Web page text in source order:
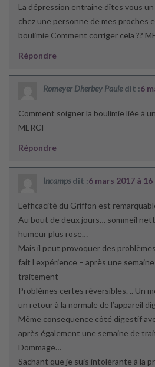
La dépression entraine dîtes vous un
chez une personne de mes proches
boulimie Comment corriger cela ??
Répondre
Romeyer Dherbey Paule dit :6
Comment soigner la boulimie liée à
MERCI
Répondre
Incamps dit :6 mars 2017 à 16
L’efficacité du Griffon est
Au bout de deux jours… sommeil
humeur plus rose…
Mais il peut provoquer des
fait l expérience – après une
traitement –
Problèmes certes réversibles. .. Un
un retour à la normale de l’appareil
Même consequence côté digestif
après également une semaine de
Dommage…
Sachant que je suis intolérante à la